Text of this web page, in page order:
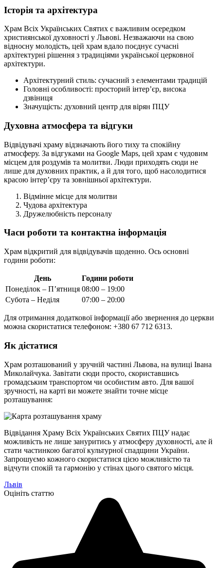
Історія та архітектура
Храм Всіх Українських Святих є важливим осередком
християнської духовності у Львові. Незважаючи на свою
відносну молодість, цей храм вдало поєднує сучасні
архітектурні рішення з традиціями української церковної
архітектури.
Архітектурний стиль: сучасний з елементами традицій
Головні особливості: просторий інтер’єр, висока
дзвіниця
Значущість: духовний центр для вірян ПЦУ
Духовна атмосфера та відгуки
Відвідувачі храму відзначають його тиху та спокійну
атмосферу. За відгуками на Google Maps, цей храм є чудовим
місцем для роздумів та молитви. Люди приходять сюди не
лише для духовних практик, а й для того, щоб насолодитися
красою інтер’єру та зовнішньої архітектури.
Відмінне місце для молитви
Чудова архітектура
Дружелюбність персоналу
Часи роботи та контактна інформація
Храм відкритий для відвідувачів щоденно. Ось основні
години роботи:
День
Години роботи
Понеділок – П’ятниця 08:00 – 19:00
Субота – Неділя
07:00 – 20:00
Для отримання додаткової інформації або звернення до церкви
можна скористатися телефоном: +380 67 712 6313.
Як дістатися
Храм розташований у зручній частині Львова, на вулиці Івана
Миколайчука. Завітати сюди просто, скориставшись
громадським транспортом чи особистим авто. Для вашої
зручності, на карті ви можете знайти точне місце
розташування:
Відвідання Храму Всіх Українських Святих ПЦУ надає
можливість не лише зануритись у атмосферу духовності, але й
стати частинкою багатої культурної спадщини України.
Запрошуємо кожного скористатися цією можливістю та
відчути спокій та гармонію у стінах цього святого місця.
Львів
Оцініть статтю